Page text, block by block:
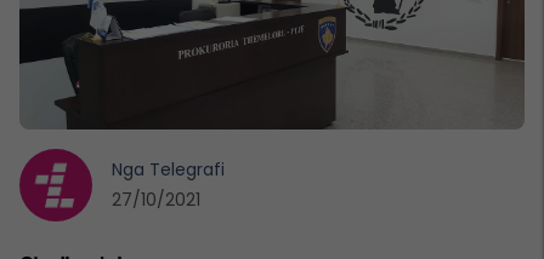
Nga Telegrafi
27/10/2021